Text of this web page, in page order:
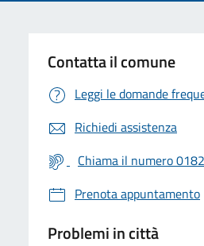
Contatta il comune
Leggi le domande
Richiedi assistenza
Chiama il numero
Prenota appuntamento
Problemi in città